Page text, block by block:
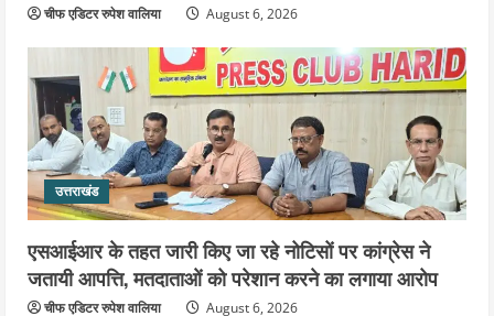
चीफ एडिटर रुपेश वालिया August 6, 2026
उत्तराखंड
एसआईआर के तहत जारी किए जा रहे नोटिसों पर कांग्रेस ने
जतायी आपत्ति, मतदाताओं को परेशान करने का लगाया आरोप
चीफ एडिटर रुपेश वालिया August 6, 2026